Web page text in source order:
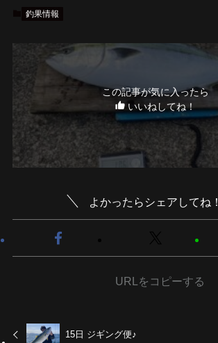
釣果情報
この記事が気に入ったら
いいねしてね！
よかったらシェアしてね！
URLをコピーする
15日 ジギング便♪